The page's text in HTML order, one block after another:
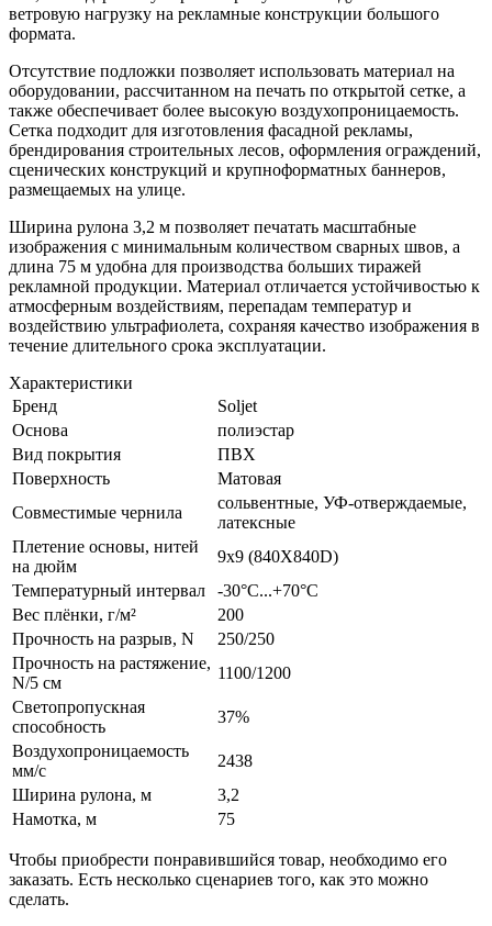
ветровую нагрузку на рекламные конструкции большого
формата.
Отсутствие подложки позволяет использовать материал на
оборудовании, рассчитанном на печать по открытой сетке, а
также обеспечивает более высокую воздухопроницаемость.
Сетка подходит для изготовления фасадной рекламы,
брендирования строительных лесов, оформления ограждений,
сценических конструкций и крупноформатных баннеров,
размещаемых на улице.
Ширина рулона 3,2 м позволяет печатать масштабные
изображения с минимальным количеством сварных швов, а
длина 75 м удобна для производства больших тиражей
рекламной продукции. Материал отличается устойчивостью к
атмосферным воздействиям, перепадам температур и
воздействию ультрафиолета, сохраняя качество изображения в
течение длительного срока эксплуатации.
Характеристики
Бренд
Soljet
Основа
полиэстар
Вид покрытия
ПВХ
Поверхность
Матовая
Совместимые чернила
сольвентные, УФ-отверждаемые,
латексные
Плетение основы, нитей
на дюйм
9х9 (840Х840D)
Температурный интервал
-30°C...+70°C
Вес плёнки, г/м²
200
Прочность на разрыв, N
250/250
Прочность на растяжение,
N/5 см
1100/1200
Светопропускная
способность
37%
Воздухопроницаемость
мм/с
2438
Ширина рулона, м
3,2
Намотка, м
75
Чтобы приобрести понравившийся товар, необходимо его
заказать. Есть несколько сценариев того, как это можно
сделать.